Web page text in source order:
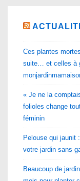
Ces plantes
suite… et celles à
« Je ne la
folioles change
féminin
Pelouse qui jaunit
votre jardin sans
Beaucoup de